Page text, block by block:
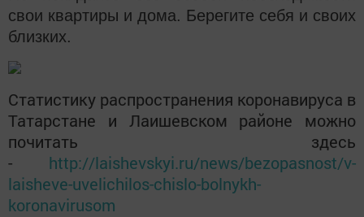
свои квартиры и дома. Берегите себя и своих
близких.
Статистику распространения коронавируса в
Татарстане и Лаишевском районе можно
почитать здесь
- http://laishevskyi.ru/news/bezopasnost/v-
laisheve-uvelichilos-chislo-bolnykh-
koronavirusom